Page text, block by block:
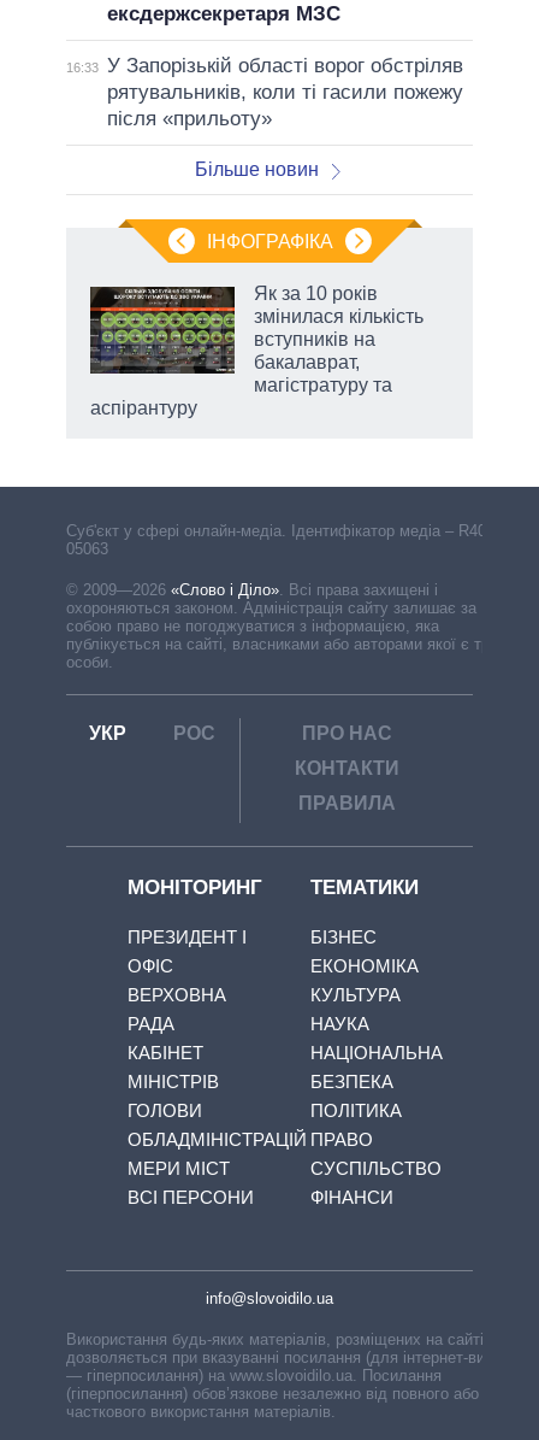
ексдержсекретаря МЗС
16:33 У Запорізькій області ворог обстріляв
рятувальників, коли ті гасили пожежу
після «прильоту»
Більше новин
ІНФОГРАФІКА
Як за 10 років
змінилася кількість
вступників на
бакалаврат,
магістратуру та
аспірантуру
Cуб'єкт у сфері онлайн-медіа. Ідентифікатор медіа – R40-
05063
© 2009—2026 «Слово і Діло»
Всі права захищені і
охороняються законом. Адміністрація сайту залишає за
собою право не погоджуватися з інформацією, яка
публікується на сайті, власниками або авторами якої є треті
особи.
УКР РОС
ПРО НАС
КОНТАКТИ
ПРАВИЛА
МОНІТОРИНГ
ПРЕЗИДЕНТ І
ОФІС
ВЕРХОВНА
РАДА
КАБІНЕТ
МІНІСТРІВ
ГОЛОВИ
ОБЛАДМІНІСТРАЦІЙ
МЕРИ МІСТ
ВСІ ПЕРСОНИ
ТЕМАТИКИ
БІЗНЕС
ЕКОНОМІКА
КУЛЬТУРА
НАУКА
НАЦІОНАЛЬНА
БЕЗПЕКА
ПОЛІТИКА
ПРАВО
СУСПІЛЬСТВО
ФІНАНСИ
info@slovoidilo.ua
Використання будь-яких матеріалів, розміщених на сайті,
дозволяється при вказуванні посилання (для інтернет-видань
— гіперпосилання) на www.slovoidilo.ua. Посилання
(гіперпосилання) обов’язкове незалежно від повного або
часткового використання матеріалів.